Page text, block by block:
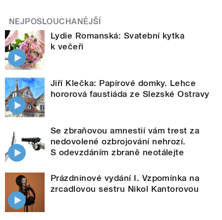
NEJPOSLOUCHANĚJŠÍ
Lydie Romanská: Svatební kytka
k večeři
Jiří Klečka: Papírové domky. Lehce
hororová faustiáda ze Slezské Ostravy
Se zbraňovou amnestií vám trest za
nedovolené ozbrojování nehrozí.
S odevzdáním zbraně neotálejte
Prázdninové vydání I. Vzpomínka na
zrcadlovou sestru Nikol Kantorovou